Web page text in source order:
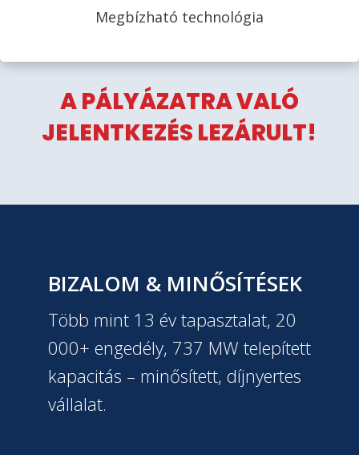
Megbízható technológia
A PÁLYÁZATRA VALÓ
JELENTKEZÉS LEZÁRULT!
BIZALOM & MINŐSÍTÉSEK
Több mint 13 év tapasztalat, 20
000+ engedély, 737 MW telepített
kapacitás – minősített, díjnyertes
vállalat.